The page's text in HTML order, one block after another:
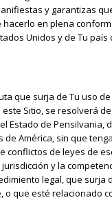
y garantizas
hacerlo en plena
Unidos y de Tu país
que surja de Tu uso
Sitio, se resolverá
Estado de Pensilvania,
de América, sin que
conflictos de leyes de
y la
legal, que surja
o que esté relacionado